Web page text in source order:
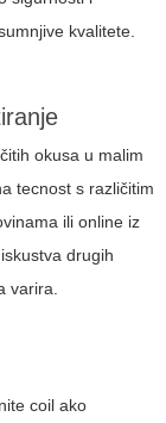
kvalitete.
okusa u malim
tecnost s različitim
ili online iz
drugih
varira.
coil ako